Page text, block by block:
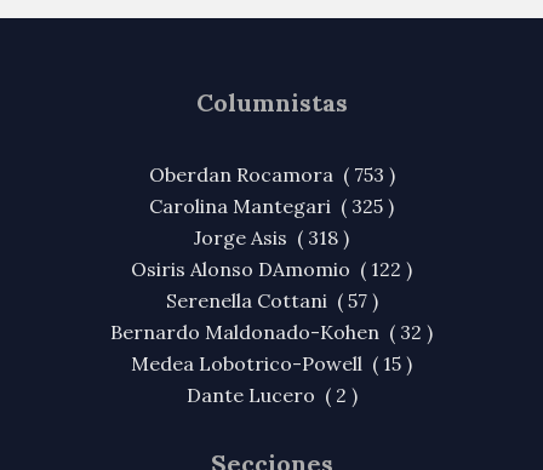
Columnistas
Oberdan Rocamora ( 753 )
Carolina Mantegari ( 325 )
Jorge Asis ( 318 )
Osiris Alonso DAmomio ( 122 )
Serenella Cottani ( 57 )
Bernardo Maldonado-Kohen ( 32 )
Medea Lobotrico-Powell ( 15 )
Dante Lucero ( 2 )
Secciones